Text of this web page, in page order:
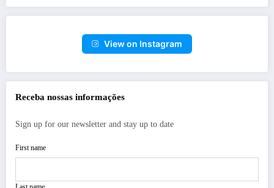
View on Instagram
Receba nossas informações
Sign up for our newsletter and stay up to date
First name